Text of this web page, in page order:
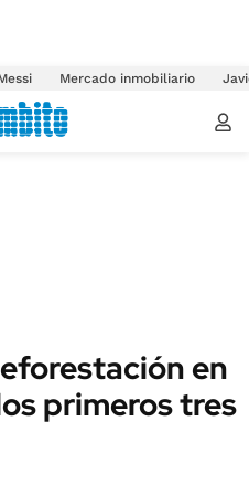
Mercado inmobiliario
en
primeros tres